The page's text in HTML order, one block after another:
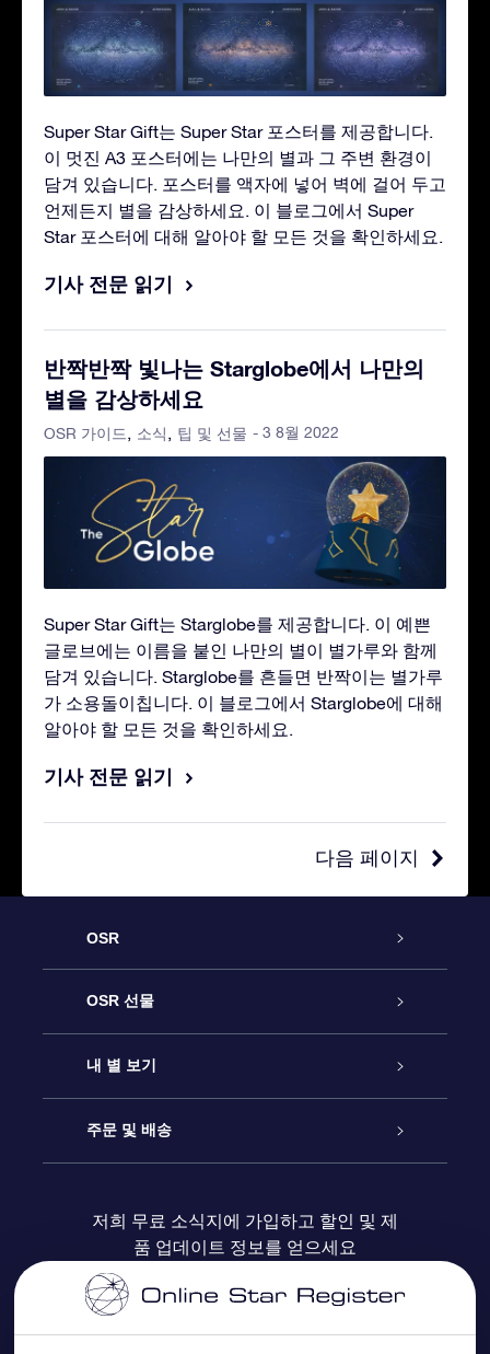
Super Star Gift는 Super Star 포스터를 제공합니다.
이 멋진 A3 포스터에는 나만의 별과 그 주변 환경이
담겨 있습니다. 포스터를 액자에 넣어 벽에 걸어 두고
언제든지 별을 감상하세요. 이 블로그에서 Super
Star 포스터에 대해 알아야 할 모든 것을 확인하세요.
기사 전문 읽기
반짝반짝 빛나는 Starglobe에서 나만의
별을 감상하세요
OSR 가이드 소식 팁 및 선물 - 3 8월 2022
Super Star Gift는 Starglobe를 제공합니다. 이 예쁜
글로브에는 이름을 붙인 나만의 별이 별가루와 함께
담겨 있습니다. Starglobe를 흔들면 반짝이는 별가루
가 소용돌이칩니다. 이 블로그에서 Starglobe에 대해
알아야 할 모든 것을 확인하세요.
기사 전문 읽기
다음 페이지
OSR
고객 서비스
연락처
블로그
OSR 선물
온라인 별 선물
OSR 선물 팩
OSR 상품권
기업 선물
내 별 보기
Star Register
맞춤 별 페이지
One Million Stars
주문 및 배송
결제 정보
배송 정보
저희 무료 소식지에 가입하고 할인 및 제
품 업데이트 정보를 얻으세요